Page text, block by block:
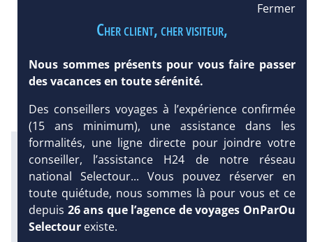
Infos météo :
29 °C
160 mm
29 °C
Infos plages :
Dist.
Distance :
< 100 m
Long.
Longueur :
840 m
Esp.
Espace:
Fermer
Cher client, cher visiteur,
Nous sommes présents pour vous faire passer
des vacances en toute sérénité.
Des conseillers voyages à l’expérience confirmée
(15 ans minimum), une assistance dans les
formalités, une ligne directe pour joindre votre
conseiller, l’assistance H24 de notre réseau
national Selectour... Vous pouvez réserver en
toute quiétude, nous sommes là pour vous et ce
depuis 26 ans que l’agence de voyages OnParOu
Selectour existe.